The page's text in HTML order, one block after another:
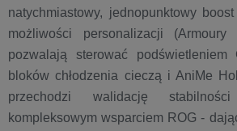
natychmiastowy, jednopunktowy
możliwości personalizacji
pozwalają sterować podświetleniem
bloków chłodzenia cieczą i AniMe
przechodzi walidację
kompleksowym wsparciem ROG -